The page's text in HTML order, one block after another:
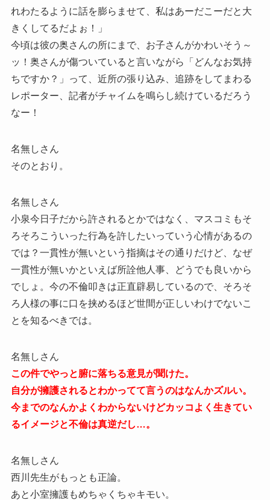
れわたるように話を膨らませて、私はあーだこーだと大
きくしてるだよぉ！」
今頃は彼の奥さんの所にまで、お子さんがかわいそう～
ッ！奥さんが傷ついていると言いながら「どんなお気持
ちですか？」って、近所の張り込み、追跡をしてまわる
レポーター、記者がチャイムを鳴らし続けているだろう
なー！
名無しさん
そのとおり。
名無しさん
小泉今日子だから許されるとかではなく、マスコミもそ
ろそろこういった行為を許したいっていう心情があるの
では？一貫性が無いという指摘はその通りだけど、なぜ
一貫性が無いかといえば所詮他人事、どうでも良いから
でしょ。今の不倫叩きは正直辟易しているので、そろそ
ろ人様の事に口を挟めるほど世間が正しいわけでないこ
とを知るべきでは。
名無しさん
この件でやっと腑に落ちる意見が聞けた。
自分が擁護されるとわかってて言うのはなんかズルい。
今までのなんかよくわからないけどカッコよく生きてい
るイメージと不倫は真逆だし…。
名無しさん
西川先生がもっとも正論。
あと小室擁護もめちゃくちゃキモい。